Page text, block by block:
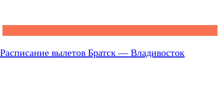
Расписание вылетов Братск — Владивосток